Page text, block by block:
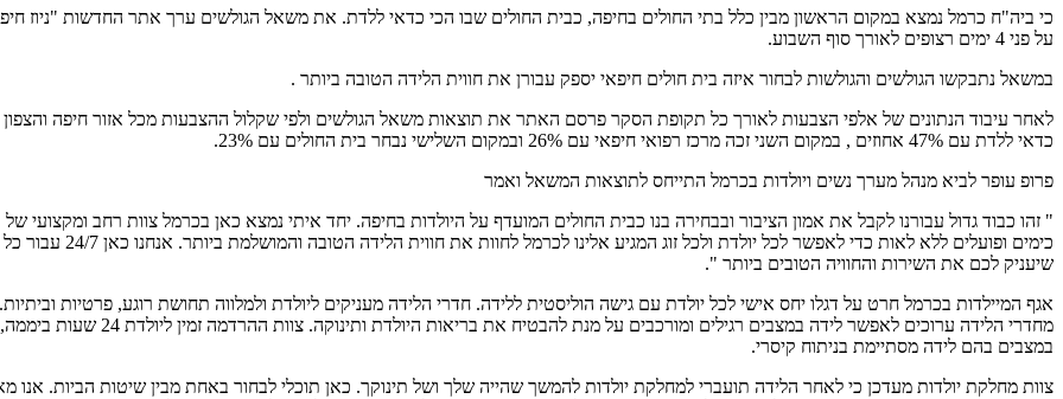
כי ביה"ח כרמל נמצא במקום הראשון מבין כלל בתי החולים בחיפה, כבית החולים שבו הכי כדאי ללדת. את משאל הגולשים ערך אתר החדשות "ניוז
על פני 4 ימים רצופים לאורך סוף השבוע.
במשאל נתבקשו הגולשים והגולשות לבחור איזה בית חולים חיפאי יספק עבורן את חווית הלידה הטובה ביותר .
לאחר עיבוד הנתונים של אלפי הצבעות לאורך כל תקופת הסקר פרסם האתר את תוצאות משאל הגולשים ולפי שקלול ההצבעות מכל אזור חיפה
כדאי ללדת עם 47% אחוזים , במקום השני זכה מרכז רפואי חיפאי עם 26% ובמקום השלישי נבחר בית החולים עם 23%.
פרופ עופר לביא מנהל מערך נשים ויולדות בכרמל התייחס לתוצאות המשאל ואמר
" זהו כבוד גדול עבורנו לקבל את אמון הציבור ובבחירה בנו כבית החולים המועדף על היולדות בחיפה. יחד איתי נמצא כאן בכרמל צוות רחב ומקצועי של
כימים ופועלים ללא
שיעניק לכם את השירות והחוויה הטובים ביותר ".
אגף המיילדות בכרמל חרט על דגלו יחס אישי לכל יולדת עם גישה הוליסטית ללידה. חדרי הלידה מעניקים ליולדת ולמלווה תחושת רוגע, פרטיות
מחדרי הלידה ערוכים לאפשר
במצבים בהם לידה מסתיימת בניתוח קיסרי.
צוות מחלקת יולדות מעדכן כי לאחר הלידה תועברי למחלקת יולדות להמשך שהייה שלך ושל תינוקך. כאן תוכלי לבחור באחת מבין שיטות הביות.